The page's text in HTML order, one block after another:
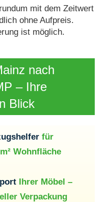
mit dem Zeitwert
ohne Aufpreis.
ist möglich.
nach
– Ihre
Blick
für
Wohnfläche
Ihrer Möbel –
Verpackung